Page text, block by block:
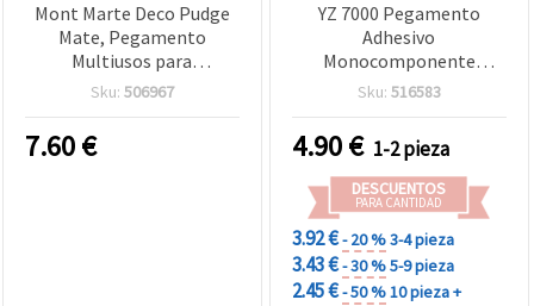
Mont Marte Deco Pudge
Mate, Pegamento
Multiusos para
Manualidades, Sellador y
Sku: 506967
7.60€
YZ 7000 Pegamento
Adhesivo
Monocomponente
Elástico e Impermeable
Multiusos para
Manualidades, 110 ml
Sku: 516583
4.90€ 1-2 pieza
DESCUENTOS
PARA CANTIDAD
3.92 €- 20 %3-4 pieza
3.43 €- 30 %5-9 pieza
2.45 €- 50 %10 pieza +